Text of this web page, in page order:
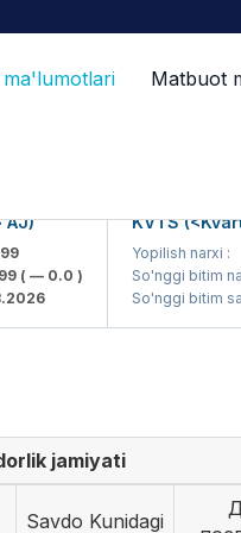
Matbuot
( — 0.0 )
KVTS
Yopilish narxi :
So'nggi bitim narxi :
So'nggi bitim
jamiyati
Savdo Kunidagi